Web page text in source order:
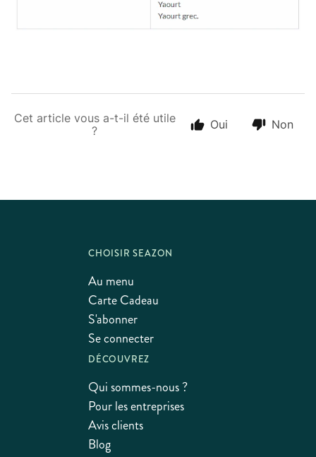
Cet article vous a-t-il été utile
?
Oui Non
CHOISIR SEAZON
Au menu
Carte Cadeau
S'abonner
Se connecter
DÉCOUVREZ
Qui sommes-nous ?
Pour les entreprises
Avis clients
Blog